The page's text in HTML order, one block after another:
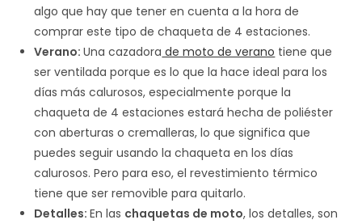
algo que hay que tener en cuenta a la hora de
comprar este tipo de chaqueta de 4 estaciones.
Verano:Una cazadora de moto de verano tiene que
ser ventilada porque es lo que la hace ideal para los
días más calurosos, especialmente porque la
chaqueta de 4 estaciones estará hecha de poliéster
con aberturas o cremalleras, lo que significa que
puedes seguir usando la chaqueta en los días
calurosos. Pero para eso, el revestimiento térmico
tiene que ser removible para quitarlo.
Detalles:En las chaquetas de moto, los detalles, son